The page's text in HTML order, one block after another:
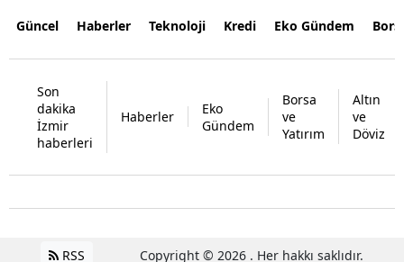
Güncel Haberler Teknoloji Kredi Eko Gündem
Son
dakika
İzmir
haberleri
Haberler
Eko
Gündem
Borsa
ve
Yatırım
Altın
ve
Döviz
RSS Copyright © 2026 . Her hakkı saklıdır.